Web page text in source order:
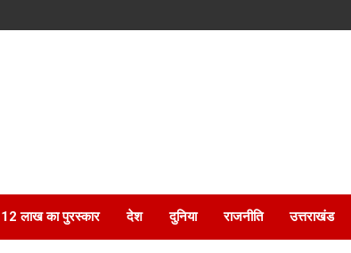
12 लाख का पुरस्कार देश दुनिया राजनीति उत्तराखंड